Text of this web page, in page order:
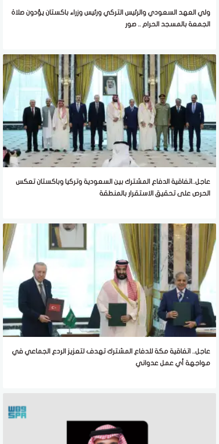
ولي العهد السعودي والرئيس التركي ورئيس وزراء باكستان يؤدون صلاة
الجمعة بالمسجد الحرام .. صور
عاجل..اتفاقية الدفاع المشترك بين السعودية وتركيا وباكستان تعكس
الحرص على تحقيق الاستقرار بالمنطقة
عاجل.. اتفاقية مكة للدفاع المشترك تهدف لتعزيز الردع الجماعي في
مواجهة أي عمل عدواني